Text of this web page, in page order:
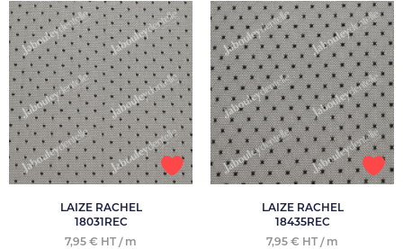
LAIZE RACHEL
18031REC
7,95 € HT / m
LAIZE RACHEL
18435REC
7,95 € HT / m